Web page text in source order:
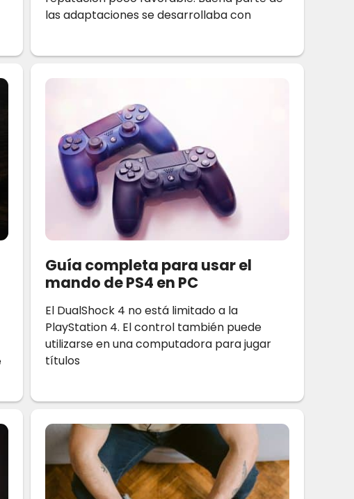
las adaptaciones se desarrollaba con
Guía completa para usar el
mando de PS4 en PC
El DualShock 4 no está limitado a la
PlayStation 4. El control también puede
utilizarse en una computadora para jugar
títulos